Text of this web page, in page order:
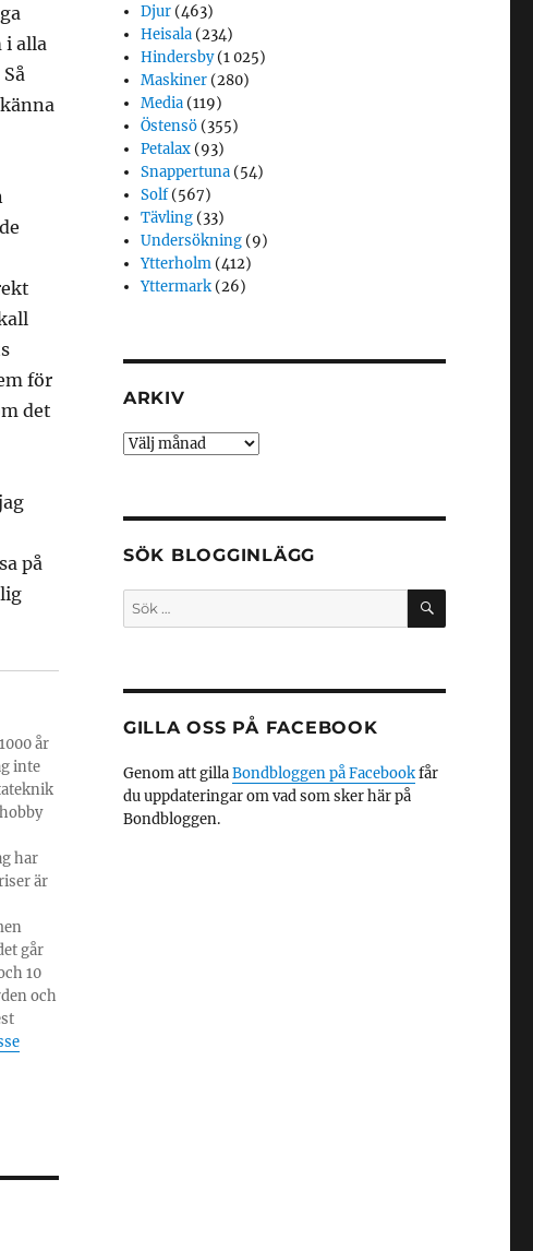
i alla
för
det
på
år
inte
har
är
går
10
och
Djur (463)
Heisala (234)
Hindersby(1 025)
Maskiner (280)
Media (119)
Östensö (355)
Petalax (93)
Snappertuna (54)
Solf(567)
Tävling (33)
Undersökning (9)
Ytterholm (412)
Yttermark (26)
ARKIV
Arkiv
SÖK BLOGGINLÄGG
Sök
efter:
SÖK
GILLA OSS PÅ FACEBOOK
Genom att gillaBondbloggen på Facebookfår
du uppdateringar om vad som sker här på
Bondbloggen.